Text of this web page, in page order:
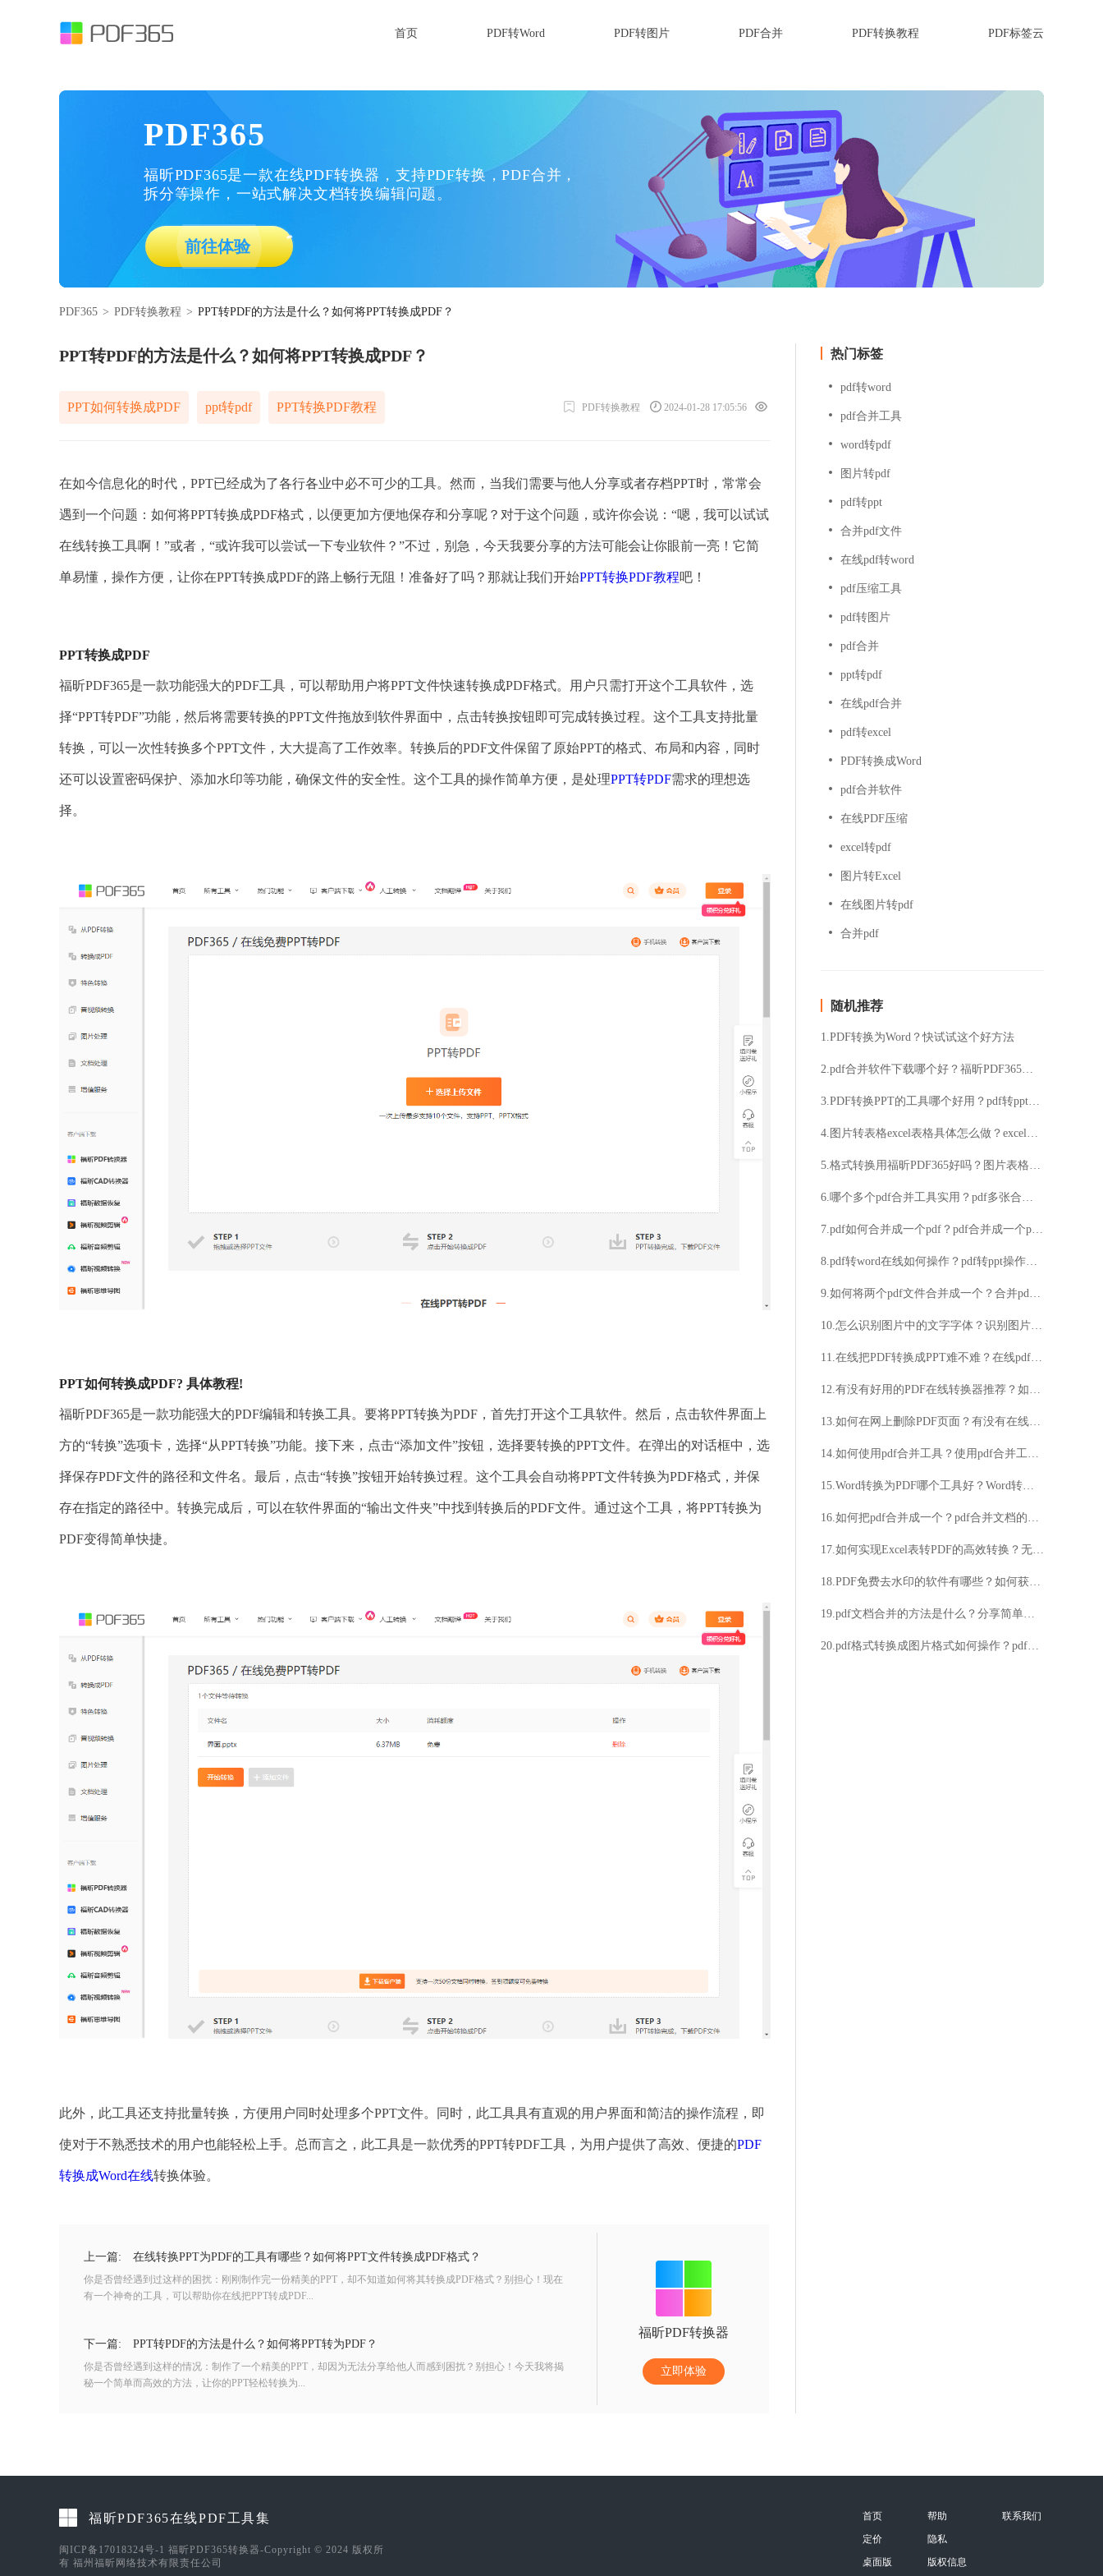
首页 PDF转Word PDF转图片 PDF合并 PDF转换教程 PDF标签云
PDF365
福昕PDF365是一款在线PDF转换器，支持PDF转换，PDF合并，
拆分等操作，一站式解决文档转换编辑问题。
前往体验
PDF365 > PDF转换教程 > PPT转PDF的方法是什么？如何将PPT转换成PDF？
PPT转PDF的方法是什么？如何将PPT转换成PDF？
PPT如何转换成PDF ppt转pdf PPT转换PDF教程 PDF转换教程 2024-01-28 17:05:56
在如今信息化的时代，PPT已经成为了各行各业中必不可少的工具。然而，当我们需要与他人分享或者存档PPT时，常常会
遇到一个问题：如何将PPT转换成PDF格式，以便更加方便地保存和分享呢？对于这个问题，或许你会说：“嗯，我可以试试
在线转换工具啊！”或者，“或许我可以尝试一下专业软件？”不过，别急，今天我要分享的方法可能会让你眼前一亮！它简
单易懂，操作方便，让你在PPT转换成PDF的路上畅行无阻！准备好了吗？那就让我们开始PPT转换PDF教程吧！
PPT转换成PDF
福昕PDF365是一款功能强大的PDF工具，可以帮助用户将PPT文件快速转换成PDF格式。用户只需打开这个工具软件，选
择“PPT转PDF”功能，然后将需要转换的PPT文件拖放到软件界面中，点击转换按钮即可完成转换过程。这个工具支持批量
转换，可以一次性转换多个PPT文件，大大提高了工作效率。转换后的PDF文件保留了原始PPT的格式、布局和内容，同时
还可以设置密码保护、添加水印等功能，确保文件的安全性。这个工具的操作简单方便，是处理PPT转PDF需求的理想选
择。
PPT如何转换成PDF? 具体教程!
福昕PDF365是一款功能强大的PDF编辑和转换工具。要将PPT转换为PDF，首先打开这个工具软件。然后，点击软件界面上
方的“转换”选项卡，选择“从PPT转换”功能。接下来，点击“添加文件”按钮，选择要转换的PPT文件。在弹出的对话框中，选
择保存PDF文件的路径和文件名。最后，点击“转换”按钮开始转换过程。这个工具会自动将PPT文件转换为PDF格式，并保
存在指定的路径中。转换完成后，可以在软件界面的“输出文件夹”中找到转换后的PDF文件。通过这个工具，将PPT转换为
PDF变得简单快捷。
此外，此工具还支持批量转换，方便用户同时处理多个PPT文件。同时，此工具具有直观的用户界面和简洁的操作流程，即
使对于不熟悉技术的用户也能轻松上手。总而言之，此工具是一款优秀的PPT转PDF工具，为用户提供了高效、便捷的PDF
转换成Word在线转换体验。
上一篇: 在线转换PPT为PDF的工具有哪些？如何将PPT文件转换成PDF格式？
你是否曾经遇到过这样的困扰：刚刚制作完一份精美的PPT，却不知道如何将其转换成PDF格式？别担心！现在
有一个神奇的工具，可以帮助你在线把PPT转成PDF...
下一篇: PPT转PDF的方法是什么？如何将PPT转为PDF？
你是否曾经遇到这样的情况：制作了一个精美的PPT，却因为无法分享给他人而感到困扰？别担心！今天我将揭
秘一个简单而高效的方法，让你的PPT轻松转换为...
福昕PDF转换器
立即体验
热门标签
pdf转word
pdf合并工具
word转pdf
图片转pdf
pdf转ppt
合并pdf文件
在线pdf转word
pdf压缩工具
pdf转图片
pdf合并
ppt转pdf
在线pdf合并
pdf转excel
PDF转换成Word
pdf合并软件
在线PDF压缩
excel转pdf
图片转Excel
在线图片转pdf
合并pdf
随机推荐
1.PDF转换为Word？快试试这个好方法
2.pdf合并软件下载哪个好？福昕PDF365值得推荐
3.PDF转换PPT的工具哪个好用？pdf转ppt方法介绍
4.图片转表格excel表格具体怎么做？excel功能详解
5.格式转换用福昕PDF365好吗？图片表格转excel方法分享
6.哪个多个pdf合并工具实用？pdf多张合并成一张的方法介绍
7.pdf如何合并成一个pdf？pdf合并成一个pdf的方法
8.pdf转word在线如何操作？pdf转ppt操作分享！
9.如何将两个pdf文件合并成一个？合并pdf文件具体方法详解
10.怎么识别图片中的文字字体？识别图片字体的方法
11.在线把PDF转换成PPT难不难？在线pdf转ppt教程分享
12.有没有好用的PDF在线转换器推荐？如何使用PDF在线转换器？
13.如何在网上删除PDF页面？有没有在线工具可以删除PDF中的页面？
14.如何使用pdf合并工具？使用pdf合并工具的方法
15.Word转换为PDF哪个工具好？Word转换为PDF详细步骤解析
16.如何把pdf合并成一个？pdf合并文档的简单方法介绍
17.如何实现Excel表转PDF的高效转换？无需安装软件，如何快速将Excel表转换为PDF文件？
18.PDF免费去水印的软件有哪些？如何获取这些软件？
19.pdf文档合并的方法是什么？分享简单快速的pdf文档合并方法！
20.pdf格式转换成图片格式如何操作？pdf转换成长图方法详解
福昕PDF365在线PDF工具集
闽ICP备17018324号-1 福昕PDF365转换器-Copyright © 2024 版权所
有 福州福昕网络技术有限责任公司
首页
定价
桌面版
帮助
隐私
版权信息
联系我们